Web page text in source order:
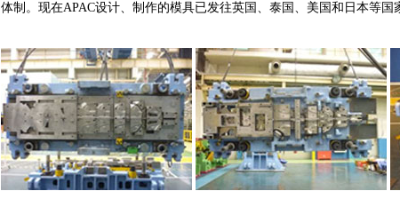
体制。现在APAC设计、制作的模具已发往英国、泰国、美国和日本等国